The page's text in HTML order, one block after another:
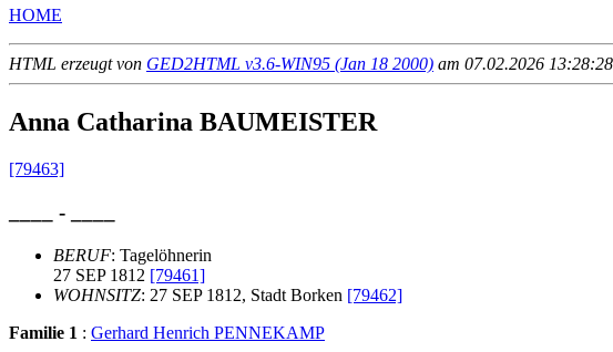
HOME
HTML erzeugt von GED2HTML v3.6-WIN95 (Jan 18 2000) am 07.02.2026
Anna Catharina BAUMEISTER
[79463]
____ - ____
BERUF: Tagelöhnerin
27 SEP 1812 [79461]
WOHNSITZ: 27 SEP 1812, Stadt Borken [79462]
Familie 1 : Gerhard Henrich PENNEKAMP